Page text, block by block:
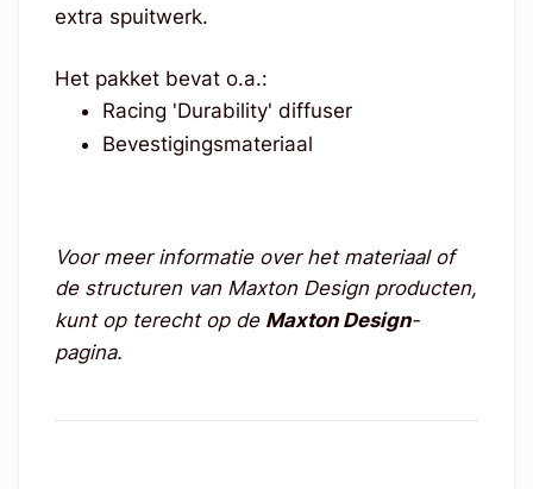
extra spuitwerk.
Het pakket bevat o.a.:
Racing 'Durability' diffuser
Bevestigingsmateriaal
Voor meer informatie over het materiaal of
de structuren van Maxton Design producten,
kunt op terecht op de Maxton Design-
pagina.